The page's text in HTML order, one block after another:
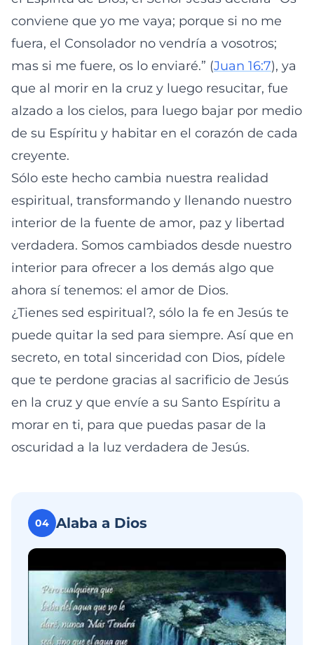
conviene que yo me vaya; porque si no me
fuera, el Consolador no vendría a vosotros;
mas si me fuere, os lo enviaré.” (Juan 16:7), ya
que al morir en la cruz y luego resucitar, fue
alzado a los cielos, para luego bajar por medio
de su Espíritu y habitar en el corazón de cada
creyente.
Sólo este hecho cambia nuestra realidad
espiritual, transformando y llenando nuestro
interior de la fuente de amor, paz y libertad
verdadera. Somos cambiados desde nuestro
interior para ofrecer a los demás algo que
ahora sí tenemos: el amor de Dios.
¿Tienes sed espiritual?, sólo la fe en Jesús te
puede quitar la sed para siempre. Así que en
secreto, en total sinceridad con Dios, pídele
que te perdone gracias al sacrificio de Jesús
en la cruz y que envíe a su Santo Espíritu a
morar en ti, para que puedas pasar de la
oscuridad a la luz verdadera de Jesús.
04 Alaba a Dios